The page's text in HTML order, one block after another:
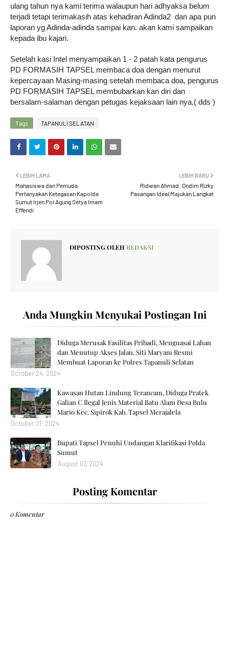
ulang tahun nya kami terima walaupun hari adhyaksa belum
terjadi tetapi terimakasih atas kehadiran Adinda2  dan apa pun
laporan yg Adinda-adinda sampai kan. akan kami sampaikan
kepada ibu kajari.
Setelah kasi Intel menyampaikan 1 - 2 patah kata pengurus
PD FORMASIH TAPSEL membaca doa dengan menurut
kepercayaan Masing-masing setelah membaca doa, pengurus
PD FORMASIH TAPSEL membubarkan kan diri dan
bersalam-salaman dengan petugas kejaksaan lain nya,( dds )
Tags TAPANULI SELATAN
LEBIH BARU
Ridwan Ahmad: Ondim Rizky
Pasangan Ideal Majukan Langkat
LEBIH LAMA
Mahasiswa dan Pemuda
Pertanyakan Ketegasan Kapolda
Sumut Irjen Pol Agung Setya Imam
Effendi
DIPOSTING OLEH REDAKSI
Anda Mungkin Menyukai Postingan Ini
Diduga Merusak Fasilitas Pribadi, Menguasai Lahan
dan Menutup Akses Jalan, Siti Maryam Resmi
Membuat Laporan ke Polres Tapanuli Selatan
October 24, 2024
Kawasan Hutan Lindung Terancam, Diduga Pratek
Galian C Ilegal Jenis Material Batu Alam Desa Bulu
Mario Kec. Sipirok Kab. Tapsel Merajalela
October 21, 2024
Bupati Tapsel Penuhi Undangan Klarifikasi Polda
Sumut
August 07, 2024
Posting Komentar
0 Komentar